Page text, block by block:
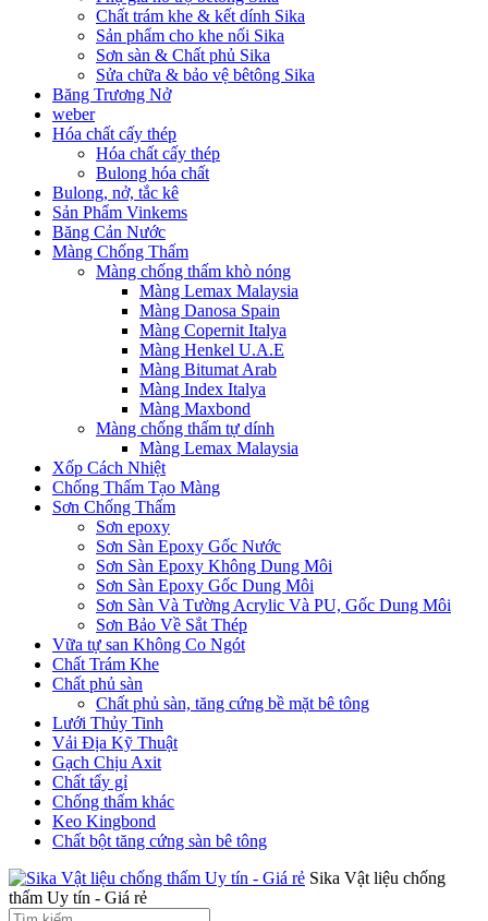
Chất trám khe & kết dính Sika
Sản phẩm cho khe nối Sika
Sơn sàn & Chất phủ Sika
Sửa chữa & bảo vệ bêtông Sika
Băng Trương Nở
weber
Hóa chất cấy thép
Hóa chất cấy thép
Bulong hóa chất
Bulong, nở, tắc kê
Sản Phẩm Vinkems
Băng Cản Nước
Màng Chống Thấm
Màng chống thấm khò nóng
Màng Lemax Malaysia
Màng Danosa Spain
Màng Copernit Italya
Màng Henkel U.A.E
Màng Bitumat Arab
Màng Index Italya
Màng Maxbond
Màng chống thấm tự dính
Màng Lemax Malaysia
Xốp Cách Nhiệt
Chống Thấm Tạo Màng
Sơn Chống Thấm
Sơn epoxy
Sơn Sàn Epoxy Gốc Nước
Sơn Sàn Epoxy Không Dung Môi
Sơn Sàn Epoxy Gốc Dung Môi
Sơn Sàn Và Tường Acrylic Và PU, Gốc Dung Môi
Sơn Bảo Về Sắt Thép
Vữa tự san Không Co Ngót
Chất Trám Khe
Chất phủ sàn
Chất phủ sàn, tăng cứng bề mặt bê tông
Lưới Thủy Tinh
Vải Địa Kỹ Thuật
Gạch Chịu Axit
Chất tẩy gỉ
Chống thấm khác
Keo Kingbond
Chất bột tăng cứng sàn bê tông
Sika Vật liệu chống
thấm Uy tín - Giá rẻ